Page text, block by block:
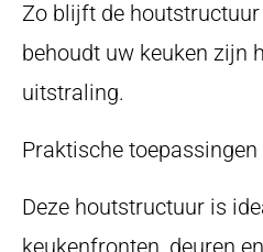
Zo blijft de
behoudt uw keuken zijn
uitstraling.
Praktische toepassingen
Deze houtstructuur is
keukenfronten, deuren